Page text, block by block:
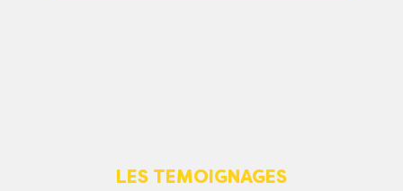
LES TEMOIGNAGES